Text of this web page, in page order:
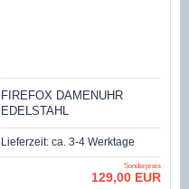
FIREFOX DAMENUHR
EDELSTAHL
CHRONOGRAPH
ZIRKONIASTEINE FFS177-
103 BLAU
Lieferzeit: ca. 3-4 Werktage
Sonderpreis
129,00 EUR